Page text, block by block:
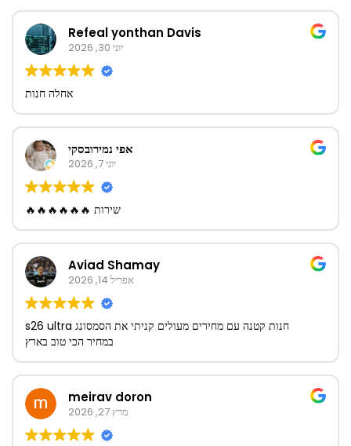
Refeal yonthan Davis
יוני 30, 2026
אחלה חנות
אפי נמירובסקי
יוני 7, 2026
שירות 🔥🔥🔥🔥🔥🔥
Aviad Shamay
אפריל 14, 2026
חנות קטנה עם מחירים מעולים קניתי את הסמסונג s26 ultra
במחיר הכי טוב בארץ
meirav doron
מרץ 27, 2026